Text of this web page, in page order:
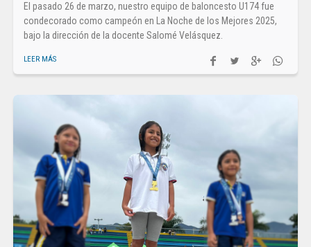
El pasado 26 de marzo, nuestro equipo de baloncesto U174 fue
condecorado como campeón en La Noche de los Mejores 2025,
bajo la dirección de la docente Salomé Velásquez.
LEER MÁS